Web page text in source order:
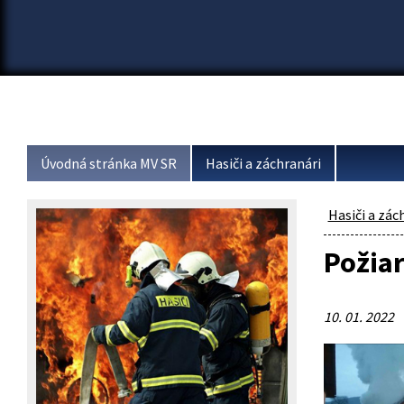
Úvodná stránka MV SR Hasiči a záchranári
Hasiči a
10. 01. 2022